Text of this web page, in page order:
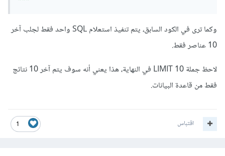
وكما ترى في الكود السابق، يتم تنفيذ استعلام SQL واحد فقط لجلب آخر
10 عناصر فقط.
لاحظ جملة LIMIT 10 في النهاية، هذا يعني أنه سوف يتم آخر 10 نتائج
فقط من قاعدة البيانات.
1 اقتباس